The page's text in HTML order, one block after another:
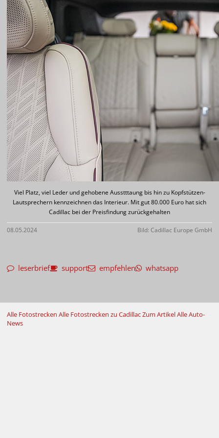
Viel Platz, viel Leder und gehobene Ausstttaung bis hin zu Kopfstützen-
Lautsprechern kennzeichnen das Interieur. Mit gut 80.000 Euro hat sich
Cadillac bei der Preisfindung zurückgehalten
08.05.2024 Bild: Cadillac Europe GmbH
leserbrief support empfehlen whatsapp
Alle Fotostrecken Alle Fotostrecken zu CadillacZum ArtikelAlle Auto-
News